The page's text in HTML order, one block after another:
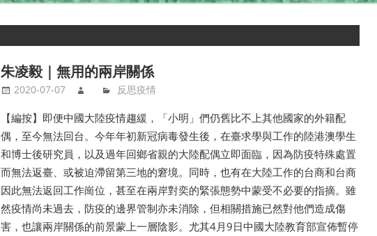
朱凌毅｜無用的兩岸關係
2020-07-07 反思疫情
【編按】即便中國大陸疫情趨緩，「小明」們仍舊比不上其他國家的外籍配
偶，至今無法回台。今年年初新冠病毒發生後，在臺求學與工作的陸港澳學生
和博士後研究員，以及過年回鄉省親的大陸配偶立即面臨，因為防疫特殊處置
而無法返臺、或被迫滯留第三地的窘境。同時，也有在大陸工作的台商和台商
因此無法返回工作崗位，甚至在兩岸對奕的緊張態勢中蒙受不必要的指摘。雖
然疫情尚未過去，防疫的邊界管制亦未消除，但相關措施已然對他們造成傷
害，也讓兩岸關係的前景蒙上一層陰影。尤其4月9日中國大陸教育部宣佈暫停